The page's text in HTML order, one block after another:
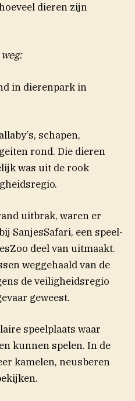
dieren zijn
in dierenpark in
schapen,
rond. Die dieren
was uit de rook
uitbrak, waren er
SanjesSafari, een speel-
deel van uitmaakt.
weggehaald van de
de veiligheidsregio
geweest.
speelplaats waar
kunnen spelen. In de
kamelen, neusberen